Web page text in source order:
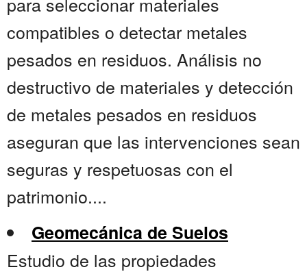
compatibles o detectar metales
pesados en residuos. Análisis no
destructivo de materiales y detección
de metales pesados en residuos
aseguran que las intervenciones sean
seguras y respetuosas con el
patrimonio....
Geomecánica de Suelos
Estudio de las propiedades